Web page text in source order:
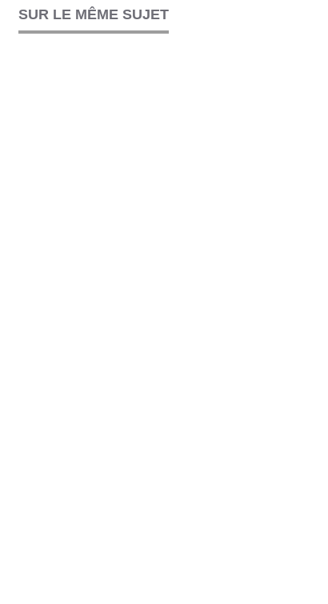
SUR LE MÊME SUJET